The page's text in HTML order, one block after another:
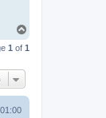
p
1 of 1